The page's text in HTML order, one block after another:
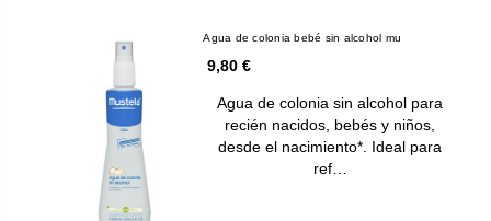
Agua de colonia bebé sin alcohol mu
9,80 €
Agua de colonia sin alcohol para
recién nacidos, bebés y niños,
desde el nacimiento*. Ideal para
ref…